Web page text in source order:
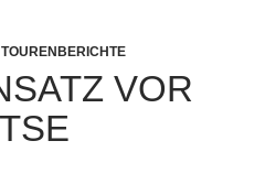
TOURENBERICHTE
VOR